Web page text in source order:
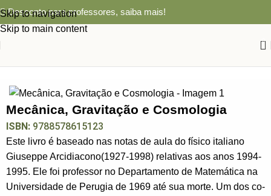
Skip to navigation
Skip to main content
Desconto para professores, saiba mais!
0
Mecânica, Gravitação e Cosmologia
ISBN: 9788578615123
Este livro é baseado nas notas de aula do físico italiano
Giuseppe Arcidiacono(1927-1998) relativas aos anos 1994-
1995. Ele foi professor no Departamento de Matemática na
Universidade de Perugia de 1969 até sua morte. Um dos co-